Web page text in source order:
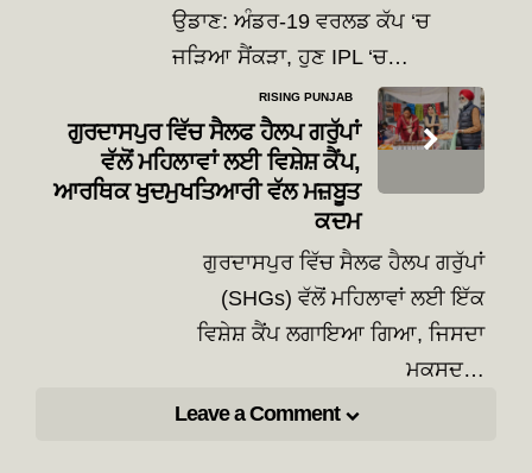
ਉਡਾਣ: ਅੰਡਰ-19 ਵਰਲਡ ਕੱਪ ‘ਚ
ਜੜਿਆ ਸੈਂਕੜਾ, ਹੁਣ IPL ‘ਚ…
RISING PUNJAB
ਗੁਰਦਾਸਪੁਰ ਵਿੱਚ ਸੈਲਫ ਹੈਲਪ ਗਰੁੱਪਾਂ
ਵੱਲੋਂ ਮਹਿਲਾਵਾਂ ਲਈ ਵਿਸ਼ੇਸ਼ ਕੈਂਪ,
ਆਰਥਿਕ ਖੁਦਮੁਖਤਿਆਰੀ ਵੱਲ ਮਜ਼ਬੂਤ
ਕਦਮ
ਗੁਰਦਾਸਪੁਰ ਵਿੱਚ ਸੈਲਫ ਹੈਲਪ ਗਰੁੱਪਾਂ
(SHGs) ਵੱਲੋਂ ਮਹਿਲਾਵਾਂ ਲਈ ਇੱਕ
ਵਿਸ਼ੇਸ਼ ਕੈਂਪ ਲਗਾਇਆ ਗਿਆ, ਜਿਸਦਾ
ਮਕਸਦ…
Leave a Comment